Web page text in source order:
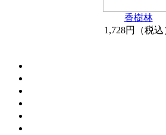
香樹林
1,728円（税込